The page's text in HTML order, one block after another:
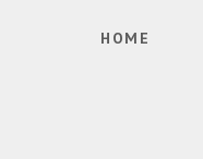
HOME